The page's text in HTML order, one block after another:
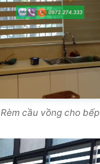
Rèm cầu vồng cho bếp